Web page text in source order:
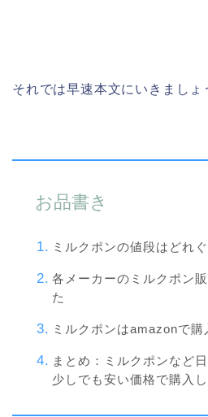
それでは早速本文にいきましょ
お品書き
ミルクポンの値段はどれ
各メーカーのミルクポン
た
ミルクポンはamazonで
まとめ：ミルクポンなど
少しでも安い価格で購入